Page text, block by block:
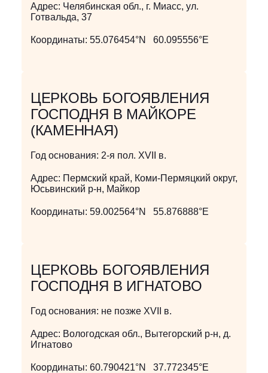
Адрес: Челябинская обл., г. Миасс, ул.
Готвальда, 37
Координаты: 55.076454°N 60.095556°E
ЦЕРКОВЬ БОГОЯВЛЕНИЯ
ГОСПОДНЯ В МАЙКОРЕ
(КАМЕННАЯ)
Год основания: 2-я пол. XVII в.
Адрес: Пермский край, Коми-Пермяцкий округ,
Юсьвинский р-н, Майкор
Координаты: 59.002564°N 55.876888°E
ЦЕРКОВЬ БОГОЯВЛЕНИЯ
ГОСПОДНЯ В ИГНАТОВО
Год основания: не позже XVII в.
Адрес: Вологодская обл., Вытегорский р-н, д.
Игнатово
Координаты: 60.790421°N 37.772345°E